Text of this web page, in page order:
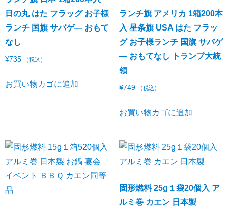
日の丸 はた フラッグ お子様
ランチ 国旗 サバゲ― おもて
なし
¥735 （税込）
お買い物カゴに追加
ランチ旗 アメリカ 1箱200本
入 星条旗 USA はた フラッ
グ お子様ランチ 国旗 サバゲ
― おもてなし トランプ大統
領
¥749 （税込）
お買い物カゴに追加
固形燃料 25g１袋20個入 ア
ルミ巻 カエン 日本製